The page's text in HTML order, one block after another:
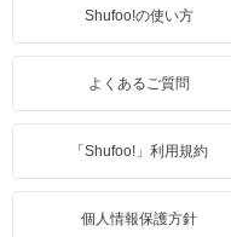
Shufoo!の使い方
よくあるご質問
「Shufoo!」利用規約
個人情報保護方針